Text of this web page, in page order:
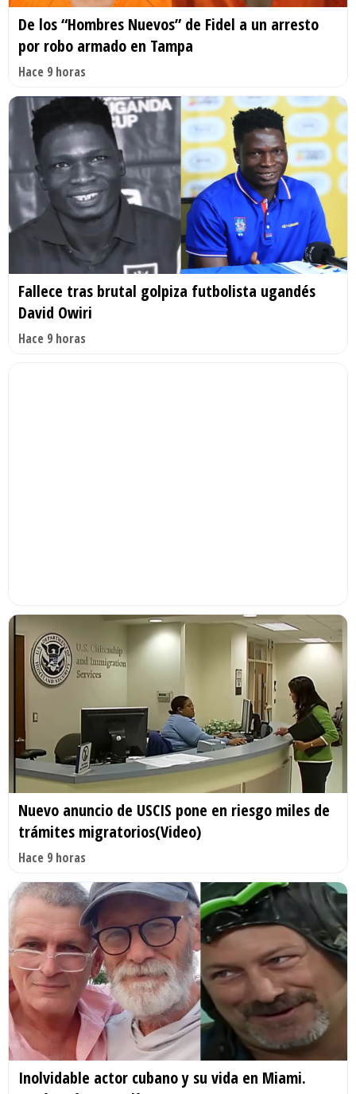
De los “Hombres Nuevos” de Fidel a un arresto
por robo armado en Tampa
Hace 9 horas
Fallece tras brutal golpiza futbolista ugandés
David Owiri
Hace 9 horas
Nuevo anuncio de USCIS pone en riesgo miles de
trámites migratorios(Video)
Hace 9 horas
Inolvidable actor cubano y su vida en Miami.